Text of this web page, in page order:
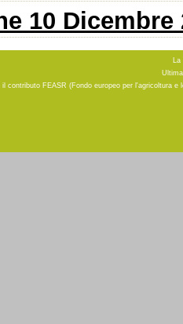
10 Dicembre
La
contributo FEASR (Fondo europeo per l'agricoltura